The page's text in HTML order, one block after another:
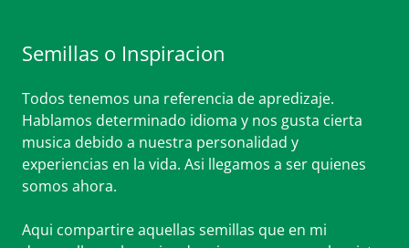
Semillas o Inspiracion
Todos tenemos una referencia de apredizaje.
Hablamos determinado idioma y nos gusta cierta
musica debido a nuestra personalidad y
experiencias en la vida. Asi llegamos a ser quienes
somos ahora.
Aqui compartire aquellas semillas que en mi